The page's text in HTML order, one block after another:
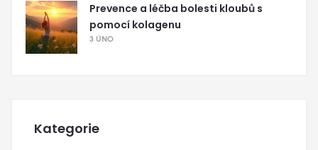
Prevence a léčba bolesti kloubů s
pomocí kolagenu
3 ÚNO
Kategorie